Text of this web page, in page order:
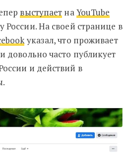
выступает наYouTube
России.На своей странице в
указал, что проживает
довольно часто публикует
и действий в